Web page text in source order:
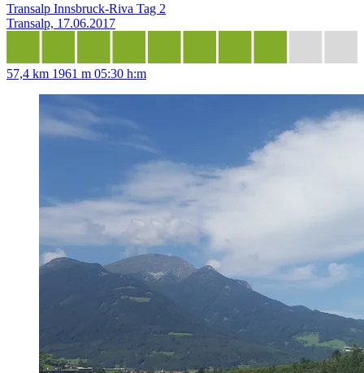
Transalp Innsbruck-Riva Tag 2
Transalp, 17.06.2017
57,4 km 1961 m 05:30 h:m